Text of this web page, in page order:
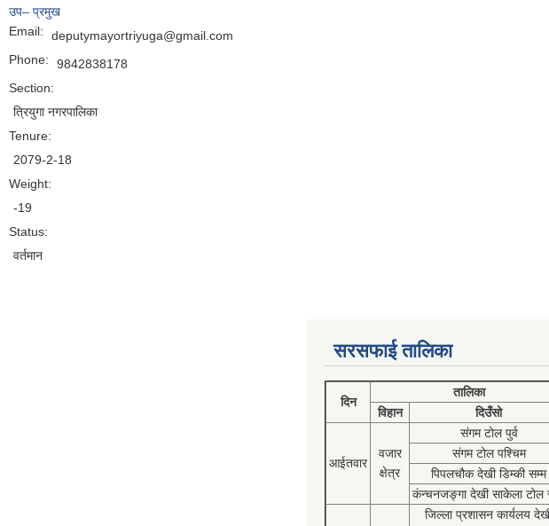
उप– प्रमुख
Email:
deputymayortriyuga@gmail.com
Phone:
9842838178
Section:
त्रियुगा नगरपालिका
Tenure:
2079-2-18
Weight:
-19
Status:
वर्तमान
सरसफाई तालिका
दिन
तालिका
विहान
दिउँसो
आईतवार
वजार
क्षेत्र
संगम टोल पुर्व
संगम टोल पश्चिम
पिपलचौक देखी डिम्की सम्म
कंन्चनजङ्गा देखी साकेला टोल
जिल्ला प्रशासन कार्यलय